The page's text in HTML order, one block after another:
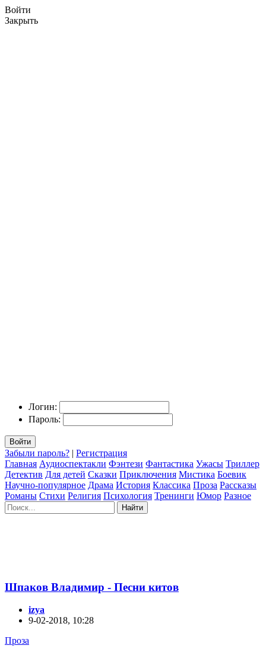
Войти
Закрыть
Логин:
Пароль:
Войти
Забыли пароль? | Регистрация
Главная Аудиоспектакли Фэнтези Фантастика Ужасы Триллер
Детектив Для детей Сказки Приключения Мистика Боевик
Научно-популярное Драма История Классика Проза Рассказы
Романы Стихи Религия Психология Тренинги Юмор Разное
Найти
Шпаков Владимир - Песни китов
izya
9-02-2018, 10:28
Проза